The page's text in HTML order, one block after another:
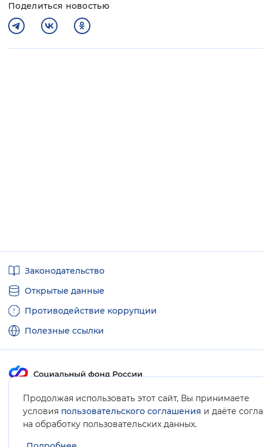
Поделиться новостью
Продолжая использовать этот сайт, Вы принимаете
условия пользовательского соглашения и даёте
на обработку пользовательских данных.
ссылкиЗаконодательство
Открытые данные
Противодействие коррупции
Полезные ссылки
Карта сайта